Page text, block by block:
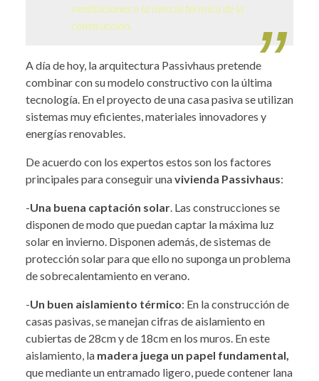
ventilaciones o la inercia térmica de la
construcción.
A día de hoy, la arquitectura Passivhaus pretende
combinar con su modelo constructivo con la última
tecnología. En el proyecto de una casa pasiva se utilizan
sistemas muy eficientes, materiales innovadores y
energías renovables.
De acuerdo con los expertos estos son los factores
principales para conseguir unavivienda Passivhaus:
-Una buena captación solar . Las construcciones se
disponen de modo que puedan captar la máxima luz
solar en invierno. Disponen además, de sistemas de
protección solar para que ello no suponga un problema
de sobrecalentamiento en verano.
-Un buen aislamiento térmico: En la construcción de
casas pasivas, se manejan cifras de aislamiento en
cubiertas de 28cm y de 18cm en los muros. En este
aislamiento, la madera juega un papel fundamental,
que mediante un entramado ligero, puede contener lana